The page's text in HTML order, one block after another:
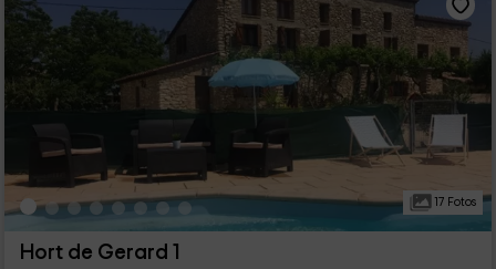
17 Fotos
Hort de Gerard 1